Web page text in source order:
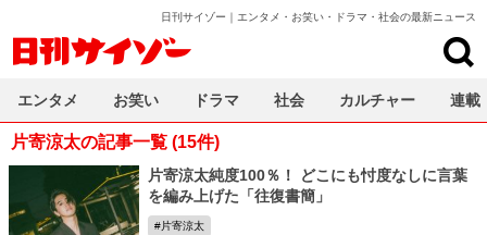
日刊サイゾー｜エンタメ・お笑い・ドラマ・社会の最新ニュース
片寄涼太の記事一覧 (15件)
片寄涼太純度100％！ どこにも忖度なしに言葉
を編み上げた「往復書簡」
片寄涼太
エンタメ お笑い ドラマ 社会 カルチャー 連載